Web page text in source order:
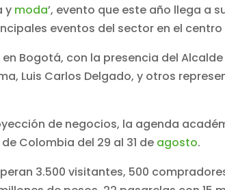
y moda’, evento que este año llega a
eventos del sector en el
Bogotá, con la presencia del Alcalde
Luis Carlos Delgado, y otros
de negocios, la agenda
Colombia del 29 al 31 de agosto.
3.500 visitantes, 500